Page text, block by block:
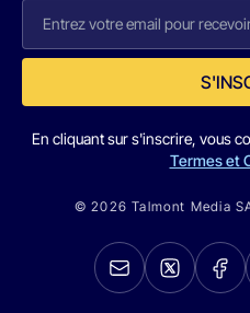
En cliquant sur s'inscrire, vous
Termes et
© 2026 Talmont Media